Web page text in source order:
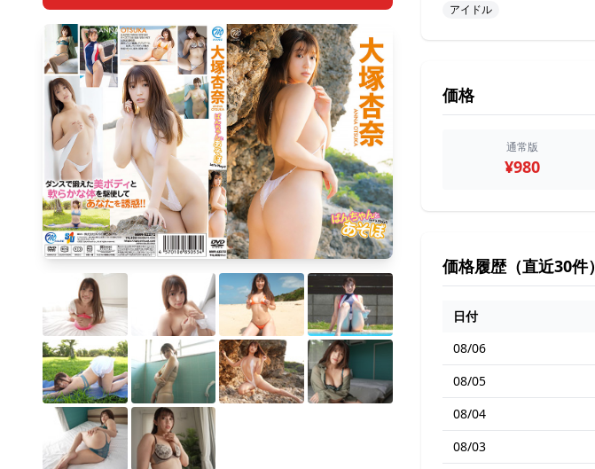
アイドル
価格
通常版
¥980
価格履歴（直近30件）
日付
08/06
08/05
08/04
08/03